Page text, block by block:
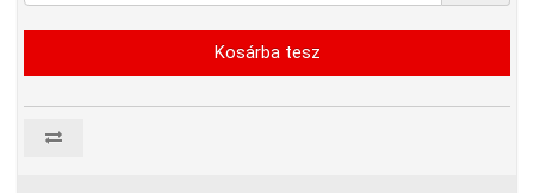
Kosárba tesz